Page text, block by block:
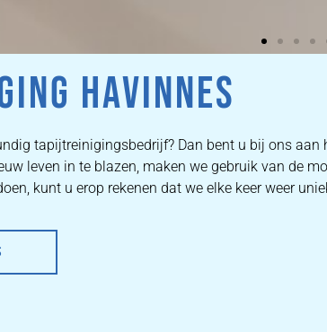
DOOR
HAVINNES
tapijtreinigingsbedrijf? Dan bent u bij ons aan
leven in te blazen, maken we gebruik van de
kunt u erop rekenen dat we elke keer weer